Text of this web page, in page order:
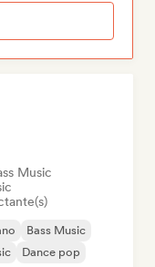
Music
Bass Music
Dance pop